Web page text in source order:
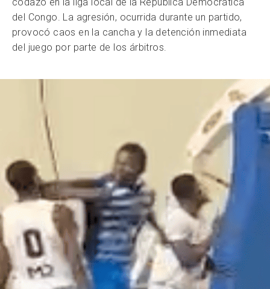
del Congo. La agresión, ocurrida durante un partido,
provocó caos en la cancha y la detención inmediata
del juego por parte de los árbitros.